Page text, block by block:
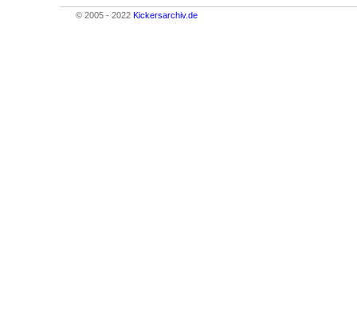
© 2005 - 2022 Kickersarchiv.de